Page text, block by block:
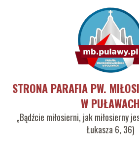
STRONA PARAFIA PW.
W PUŁAWACH
„Bądźcie miłosierni, jak miłosierny
Łukasza 6, 36)